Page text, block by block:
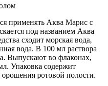
применять Аква Марис с
под названием Аква
сходит морская вода,
вода. В 100 мл раствора
Выпускают во флаконах,
Упаковка содержит
ротовой полости.